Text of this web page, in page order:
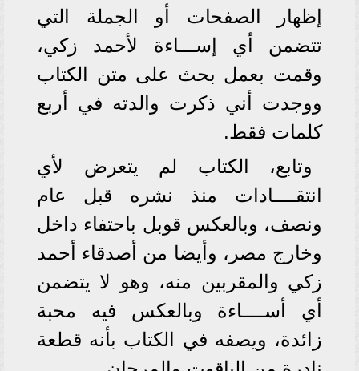
إظهار الصفحات أو الجملة التي
تتضمن أي إســـاءة لأحمد زكي،
وقمت بعمل بحث على متن الكتاب
ووجدت أني ذكرت والدته في أربع
كلمات فقط.
وتابع، الكتاب لم يتعرض لأي
انتقــــادات منذ نشره قبل عام
ونصف، وبالعكس قوبل باحتفاء داخل
وخارج مصر، وأيضا من أصدقاء أحمد
زكي والمقربين منه، وهو لا يتضمن
أي أســــاءة وبالعكس فيه محبة
زائدة، ويصفه في الكتاب بأنه قطعة